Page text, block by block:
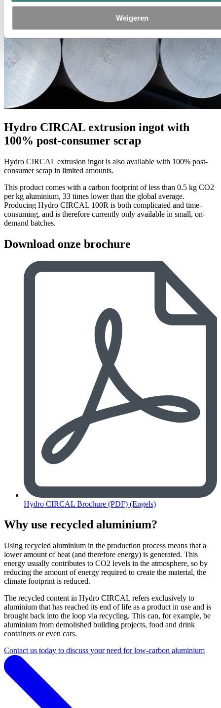
Weigeren
Hydro CIRCAL extrusion ingot with
100% post-consumer scrap
Hydro CIRCAL extrusion ingot is also available with 100% post-
consumer scrap in limited amounts.
This product comes with a carbon footprint of less than 0.5 kg CO2
per kg aluminium, 33 times lower than the global average.
Producing Hydro CIRCAL 100R is both complicated and time-
consuming, and is therefore currently only available in small, on-
demand batches.
Download onze brochure
Hydro CIRCAL Brochure (PDF) (Engels)
Why use recycled aluminium?
Using recycled aluminium in the production process means that a
lower amount of heat (and therefore energy) is generated. This
energy usually contributes to CO2 levels in the atmosphere, so by
reducing the amount of energy required to create the material, the
climate footprint is reduced.
The recycled content in Hydro CIRCAL refers exclusively to
aluminium that has reached its end of life as a product in use and is
brought back into the loop via recycling. This can, for example, be
aluminium from demolished building projects, food and drink
containers or even cars.
Contact us today to discuss your need for low-carbon aluminium